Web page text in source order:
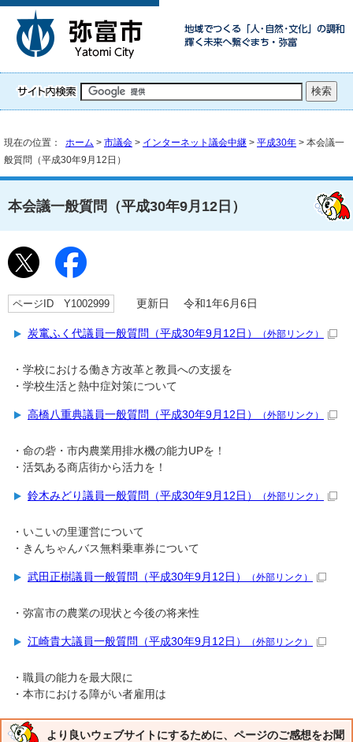
現在の位置： ホーム > 市議会 > インターネット議会中継 > 平成30年 > 本会議一
般質問（平成30年9月12日）
本会議一般質問（平成30年9月12日）
ページID Y1002999 更新日 令和1年6月6日
炭竃ふく代議員一般質問（平成30年9月12日） （外部リンク）
・学校における働き方改革と教員への支援を
・学校生活と熱中症対策について
高橋八重典議員一般質問（平成30年9月12日） （外部リンク）
・命の砦・市内農業用排水機の能力UPを！
・活気ある商店街から活力を！
鈴木みどり議員一般質問（平成30年9月12日） （外部リンク）
・いこいの里運営について
・きんちゃんバス無料乗車券について
武田正樹議員一般質問（平成30年9月12日） （外部リンク）
・弥富市の農業の現状と今後の将来性
江崎貴大議員一般質問（平成30年9月12日） （外部リンク）
・職員の能力を最大限に
・本市における障がい者雇用は
より良いウェブサイトにするために、ページのご感想をお聞